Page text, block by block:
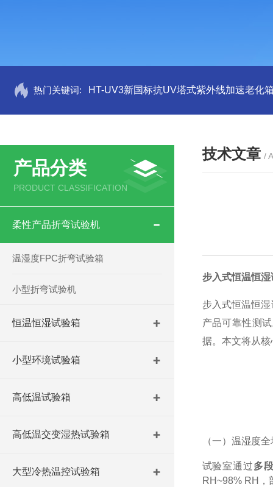
热门关键词: HT-UV3新国标抗UV塔式紫外线加速老化
产品分类
PRODUCT CLASSIFICATION
柔性产品折弯试验机
温湿度FPC折弯试验箱
小型折弯试验机
恒温恒湿试验箱
小型环境试验箱
高低温试验箱
高低温交变湿热试验箱
大型冷热温控试验箱
技术文章 /
步入式恒温恒
步入式恒温恒
产品可靠性测
据。本文将从
（一）温湿度
试验室通过多
RH~98% RH，